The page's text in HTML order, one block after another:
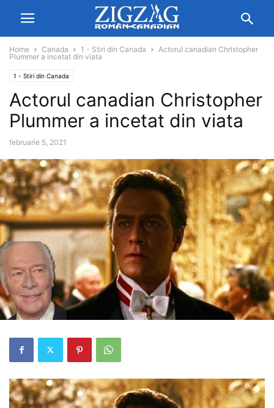
Home Canada 1 - Stiri din Canada
Actorul canadian Christopher
Plummer a incetat din viata
1 - Stiri din Canada
Actorul canadian Christopher
Plummer a incetat din viata
februarie 5, 2021